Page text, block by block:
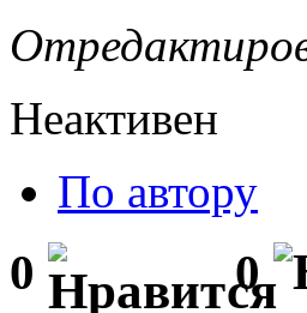
Неактивен
По автору
0 0